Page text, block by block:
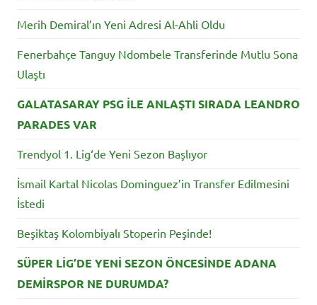
Merih Demiral’ın Yeni Adresi Al-Ahli Oldu
Fenerbahçe Tanguy Ndombele Transferinde Mutlu Sona
Ulaştı
GALATASARAY PSG İLE ANLAŞTI SIRADA LEANDRO
PARADES VAR
Trendyol 1. Lig‘de Yeni Sezon Başlıyor
İsmail Kartal Nicolas Dominguez’in Transfer Edilmesini
İstedi
Beşiktaş Kolombiyalı Stoperin Peşinde!
SÜPER LİG’DE YENİ SEZON ÖNCESİNDE ADANA
DEMİRSPOR NE DURUMDA?